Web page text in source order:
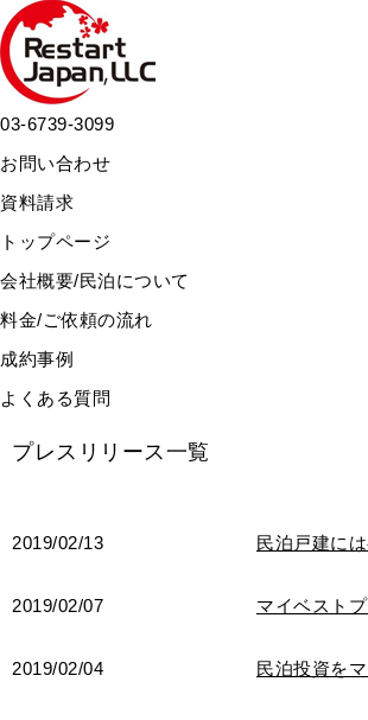
03-6739-3099
お問い合わせ
資料請求
トップページ
会社概要/民泊について
料金/ご依頼の流れ
成約事例
よくある質問
プレスリリース一覧
2019/02/13 民泊戸建に
2019/02/07 マイベスト
2019/02/04 民泊投資を